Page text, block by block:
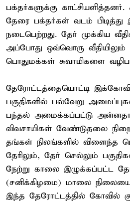
பக்தர்களுக்கு
தேரை பக்தர்கள் வடம்
நடைபெற்றது. தேர் முக்கிய
அப்போது ஒவ்வொரு வீதியிலும்
பொதுமக்கள் சுவாமிகளை
தேரோட்டத்தையொட்டி
பகுதிகளில் பல்வேறு
பந்தல் அமைக்கப்பட்டு
விவசாயிகள் வேண்டுதலை
தங்கள் நிலங்களில் விளைந்த
தேரிலும், தேர் செல்லும்
நேற்று காலை இழுக்கப்பட்ட
(சனிக்கிழமை) மாலை
இந்த தேரோட்டத்தில் கோவில்